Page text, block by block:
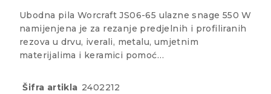
Ubodna pila Worcraft JS06-65 ulazne snage 550 W
namijenjena je za rezanje predjelnih i profiliranih
rezova u drvu, iverali, metalu, umjetnim
materijalima i keramici pomoć…
Šifra artikla 2402212